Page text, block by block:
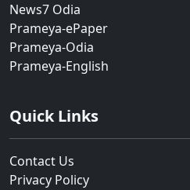
News7 Odia
Prameya-ePaper
Prameya-Odia
Prameya-English
Quick Links
Contact Us
Privacy Policy